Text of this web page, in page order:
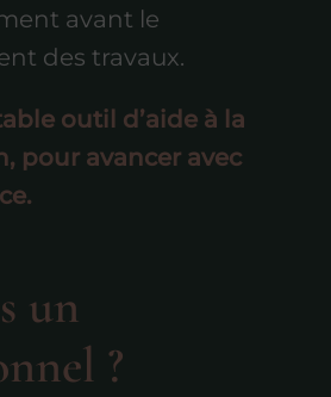
avant le
des travaux.
outil d’aide à la
pour avancer avec
un
?